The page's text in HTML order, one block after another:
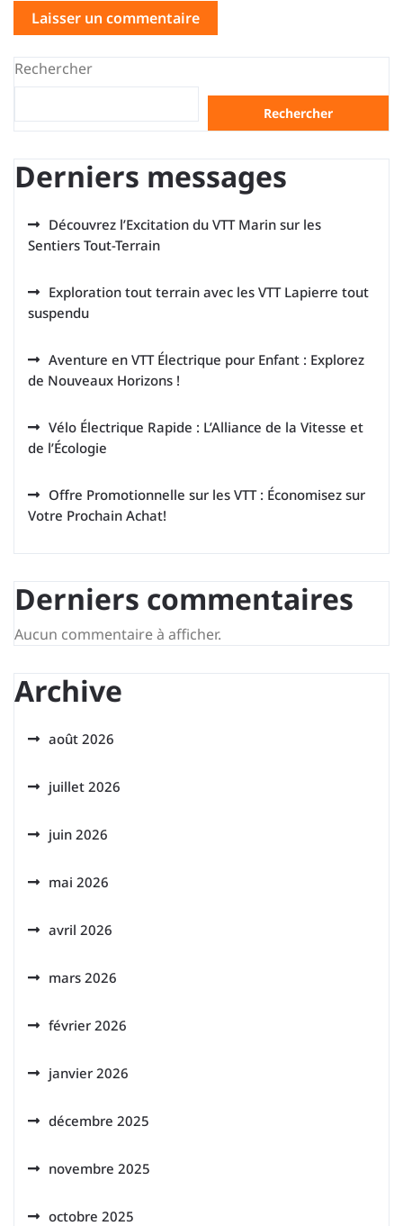
Rechercher
Rechercher
Derniers messages
Découvrez l’Excitation du VTT Marin sur les
Sentiers Tout-Terrain
Exploration tout terrain avec les VTT Lapierre tout
suspendu
Aventure en VTT Électrique pour Enfant : Explorez
de Nouveaux Horizons !
Vélo Électrique Rapide : L’Alliance de la Vitesse et
de l’Écologie
Offre Promotionnelle sur les VTT : Économisez sur
Votre Prochain Achat!
Derniers commentaires
Aucun commentaire à afficher.
Archive
août 2026
juillet 2026
juin 2026
mai 2026
avril 2026
mars 2026
février 2026
janvier 2026
décembre 2025
novembre 2025
octobre 2025